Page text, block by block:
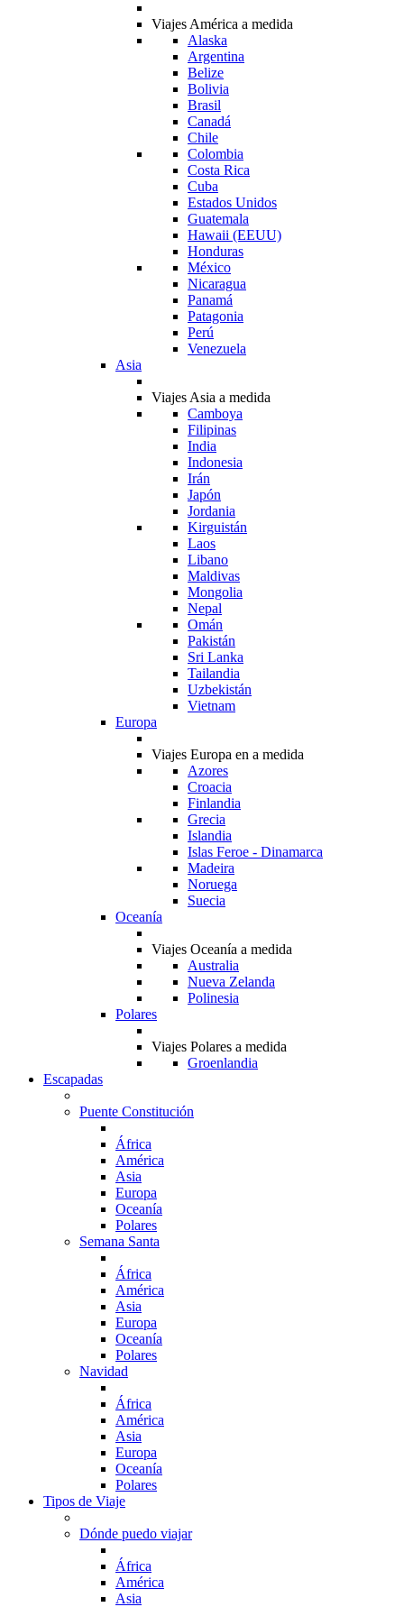
Viajes América a medida
Alaska
Argentina
Belize
Bolivia
Brasil
Canadá
Chile
Colombia
Costa Rica
Cuba
Estados Unidos
Guatemala
Hawaii (EEUU)
Honduras
México
Nicaragua
Panamá
Patagonia
Perú
Venezuela
Asia
Viajes Asia a medida
Camboya
Filipinas
India
Indonesia
Irán
Japón
Jordania
Kirguistán
Laos
Libano
Maldivas
Mongolia
Nepal
Omán
Pakistán
Sri Lanka
Tailandia
Uzbekistán
Vietnam
Europa
Viajes Europa en a medida
Azores
Croacia
Finlandia
Grecia
Islandia
Islas Feroe - Dinamarca
Madeira
Noruega
Suecia
Oceanía
Viajes Oceanía a medida
Australia
Nueva Zelanda
Polinesia
Polares
Viajes Polares a medida
Groenlandia
Escapadas
Puente Constitución
África
América
Asia
Europa
Oceanía
Polares
Semana Santa
África
América
Asia
Europa
Oceanía
Polares
Navidad
África
América
Asia
Europa
Oceanía
Polares
Tipos de Viaje
Dónde puedo viajar
África
América
Asia